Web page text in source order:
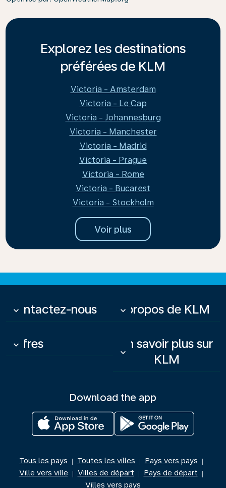
Explorez les destinations
préférées de KLM
Victoria - Amsterdam
Victoria - Le Cap
Victoria - Johannesburg
Victoria - Manchester
Victoria - Madrid
Victoria - Prague
Victoria - Rome
Victoria - Bucarest
Victoria - Stockholm
Voir plus
Contactez-nous
keyboard_arrow_down À propos de KLM
keyboard_arrow_down
Offres
keyboard_arrow_down
En savoir plus sur
KLM
keyboard_arrow_down
Download the app
Tous les pays | Toutes les villes | Pays vers pays |
Ville vers ville | Villes de départ | Pays de départ |
Villes vers pays